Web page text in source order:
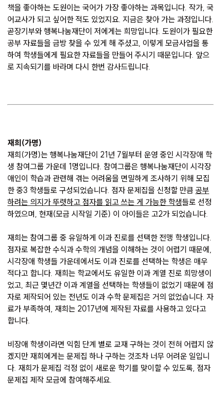
책을 좋아하는 도원이는 국어가 가장 좋아하는 과목입니다. 작가, 국
어교사가 되고 싶어한 적도 있었지요. 지금은 찾아 가는 과정입니다.
곧장기부와 행복나눔재단이 저에게는 희망입니다. 도원이가 필요한
공부 자료들을 금방 찾을 수 있게 해 주셨고, 이렇게 모금사업을 통
하여 학생들에게 필요한 자료들을 만들어 주시기 때문입니다. 앞으
로 지속되기를 바라며 다시 한번 감사드립니다.
재희(가명)
재희(가명)는 행복나눔재단이 21년 7월부터 운영 중인 시각장애 학
생 참여그룹 가운데 1명입니다. 참여그룹은 행복나눔재단이 시각장
애인이 학습과 관련해 겪는 어려움을 면밀하게 조사하기 위해 모집
한 중3 학생들로 구성되었습니다. 점자 문제집을 신청할 만큼 공부
하려는 의지가 뚜렷하고 점자를 읽고 쓰는 게 가능한 학생들로 선정
하였으며, 현재(모금 시작일 기준) 이 아이들은 고2가 되었습니다.
재희는 참여그룹 중 유일하게 이과 진로를 선택한 전맹 학생입니다.
점자로 복잡한 수식과 수학의 개념을 이해하는 것이 어렵기 때문에,
시각장애 학생들 가운데에서도 이과 진로를 선택하는 학생은 매우
적다고 합니다. 재희는 학교에서도 유일한 이과 계열 진로 희망생이
었고, 최근 몇년간 이과 계열을 선택하는 학생들이 없었기 때문에 점
자로 제작되어 있는 전년도 이과 수학 문제집은 거의 없었습니다. 자
료가 부족하여, 재희는 2017년에 제작된 자료를 사용하고 있다고
합니다.
비장애 학생이라면 익힘 단계 별로 교재 구하는 것이 전혀 어렵지 않
겠지만 재희에게는 문제집 하나 구하는 것조차 너무 어려운 일입니
다. 재희가 문제집 걱정 없이 새로운 학기를 맞이할 수 있도록, 점자
문제집 제작 모금에 참여해주세요.